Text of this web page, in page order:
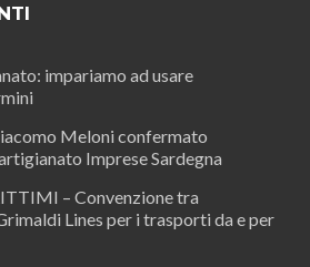
impariamo ad usare
Meloni confermato
Imprese Sardegna
– Convenzione tra
Lines per i trasporti da e per